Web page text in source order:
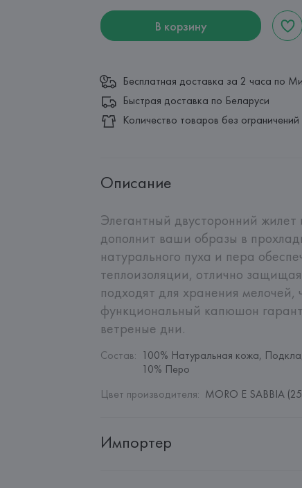
В корзину
Бесплатная доставка за 2 часа по
Быстрая доставка по Беларуси
Количество товаров без ограничений
Описание
Элегантный двусторонний
дополнит ваши образы в
натурального пуха и пера
теплоизоляции, отлично
подходят для хранения
функциональный капюшон
ветреные дни.
Состав: 100% Натуральная кожа,
10% Перо
Цвет производителя: MORO E SABBIA
Импортер